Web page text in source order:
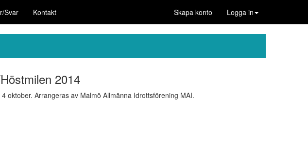
Svar Kontakt Skapa konto Logga in
2014
oktober. Arrangeras av Malmö Allmänna Idrottsförening MAI.